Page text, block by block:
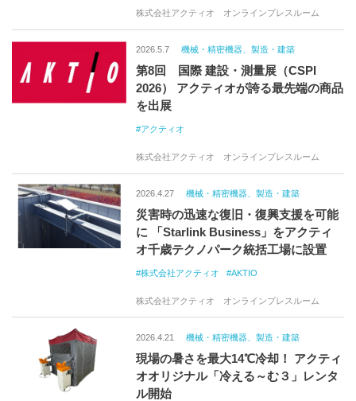
株式会社アクティオ オンラインプレスルーム
2026.5.7 機械・精密機器、製造・建築
第8回 国際 建設・測量展（CSPI
2026） アクティオが誇る最先端の商品
を出展
アクティオ
株式会社アクティオ オンラインプレスルーム
2026.4.27 機械・精密機器、製造・建築
災害時の迅速な復旧・復興支援を可能
に 「Starlink Business」をアクティ
オ千歳テクノパーク統括工場に設置
株式会社アクティオ AKTIO
株式会社アクティオ オンラインプレスルーム
2026.4.21 機械・精密機器、製造・建築
現場の暑さを最大14℃冷却！ アクティ
オオリジナル「冷える～む３」レンタ
ル開始